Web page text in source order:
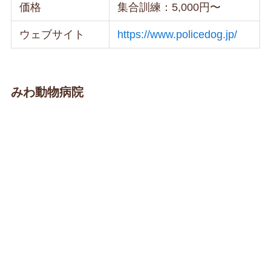
価格 集合訓練：5,000円〜
ウェブサイト https://www.policedog.jp/
みわ動物病院